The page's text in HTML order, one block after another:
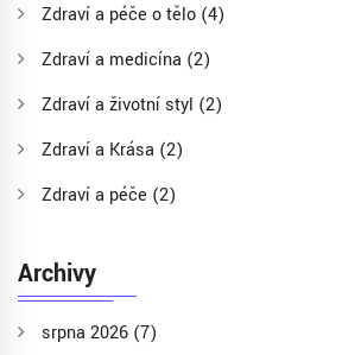
Zdraví a péče o tělo (4)
Zdraví a medicína (2)
Zdraví a životní styl (2)
Zdraví a Krása (2)
Zdraví a péče (2)
Archivy
srpna 2026 (7)